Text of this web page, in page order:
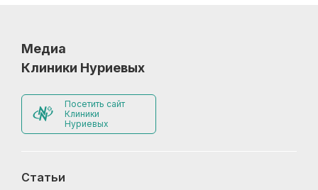
Медиа
Клиники Нуриевых
Посетить сайт
Клиники
Нуриевых
Статьи